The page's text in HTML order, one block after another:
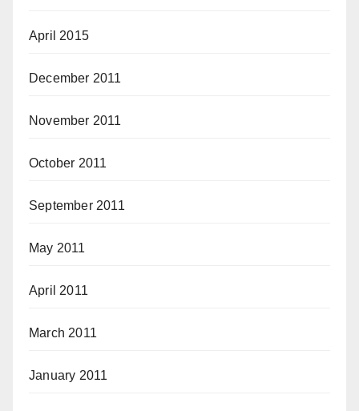
April 2015
December 2011
November 2011
October 2011
September 2011
May 2011
April 2011
March 2011
January 2011